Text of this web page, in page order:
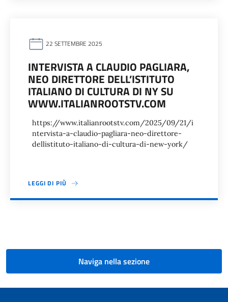
22 SETTEMBRE 2025
INTERVISTA A CLAUDIO PAGLIARA,
NEO DIRETTORE DELL’ISTITUTO
ITALIANO DI CULTURA DI NY SU
WWW.ITALIANROOTSTV.COM
https://www.italianrootstv.com/2025/09/21/i
ntervista-a-claudio-pagliara-neo-direttore-
dellistituto-italiano-di-cultura-di-new-york/
LEGGI DI PIÙ
Naviga nella sezione